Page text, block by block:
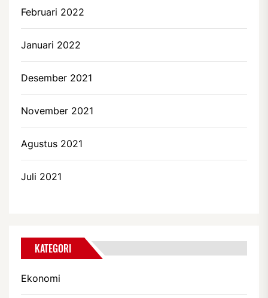
Februari 2022
Januari 2022
Desember 2021
November 2021
Agustus 2021
Juli 2021
KATEGORI
Ekonomi